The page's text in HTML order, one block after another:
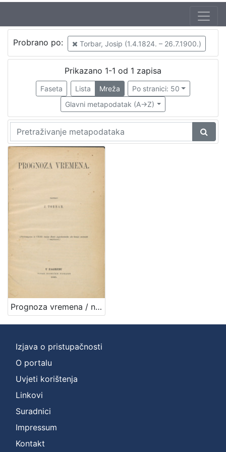
Probrano po: Torbar, Josip (1.4.1824. – 26.7.1900.)
Prikazano 1-1 od 1 zapisa
Faseta Lista Mreža
Po stranici: 50
Glavni metapodatak (A->Z)
Prognoza vremena / napisao J. Torbar
Izjava o pristupačnosti
O portalu
Uvjeti korištenja
Linkovi
Suradnici
Impressum
Kontakt